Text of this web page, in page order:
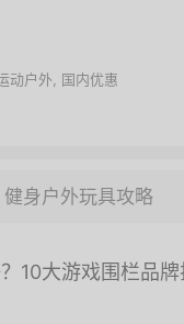
动户外
国内优惠
健身户外玩具攻略
10大游戏围栏品牌